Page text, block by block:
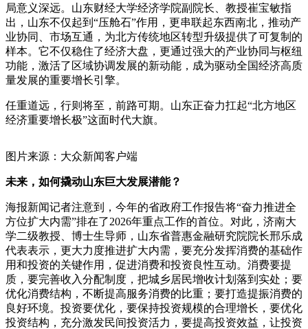
局意义深远。山东财经大学经济学院副院长、教授崔宝敏指
出，山东不仅起到“压舱石”作用，更串联起东西南北，推动产
业协同、市场互通，为北方传统地区转型升级提供了可复制的
样本。它不仅稳住了经济大盘，更通过强大的产业协同与枢纽
功能，激活了区域协调发展的新动能，成为驱动全国经济高质
量发展的重要增长引擎。
任重道远，行则将至，前路可期。山东正奋力扛起“北方地区
经济重要增长极”这面时代大旗。
图片来源：大众新闻客户端
未来，如何撬动山东巨大发展潜能？
海报新闻记者注意到，今年的省政府工作报告将“奋力推进全
方位扩大内需”排在了2026年重点工作的首位。对此，济南大
学二级教授、博士生导师，山东省普惠金融研究院院长邢乐成
代表表示，更大力度推进扩大内需，要充分发挥消费的基础作
用和投资的关键作用，促进消费和投资良性互动。消费要提
质，要完善收入分配制度，把城乡居民增收计划落到实处；要
优化消费结构，不断提高服务消费的比重；要打造提振消费的
良好环境。投资要优化，要保持投资规模的合理增长，要优化
投资结构，充分激发民间投资活力，要提高投资效益，让投资